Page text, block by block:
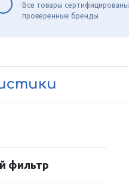
Все товары сертифицированы,
проверенные бренды
фильтр